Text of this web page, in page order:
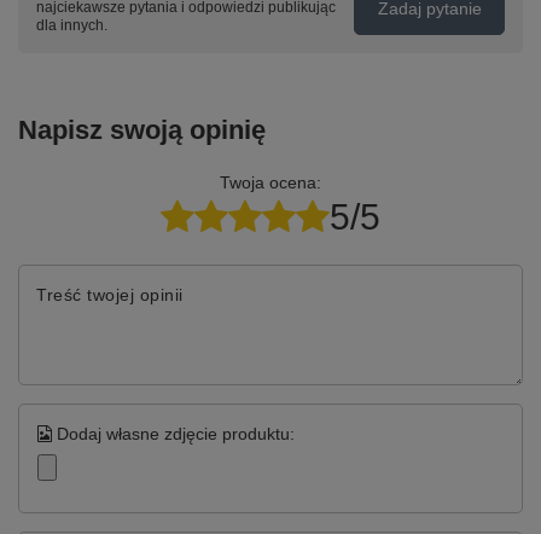
najciekawsze pytania i odpowiedzi publikując
dla innych.
Zadaj pytanie
Napisz swoją opinię
Twoja ocena:
5/5
Treść twojej opinii
Dodaj własne zdjęcie produktu: